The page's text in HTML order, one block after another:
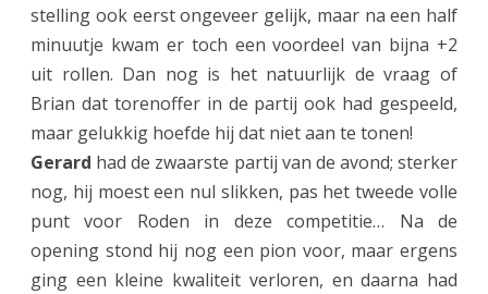
i
j
d
stelling ook eerst ongeveer gelijk, maar na een half
minuutje kwam er toch een voordeel van bijna +2
uit rollen. Dan nog is het natuurlijk de vraag of
Brian dat torenoffer in de partij ook had gespeeld,
maar gelukkig hoefde hij dat niet aan te tonen!
Gerard had de zwaarste partij van de avond; sterker
nog, hij moest een nul slikken, pas het tweede volle
punt voor Roden in deze competitie… Na de
opening stond hij nog een pion voor, maar ergens
ging een kleine kwaliteit verloren, en daarna had